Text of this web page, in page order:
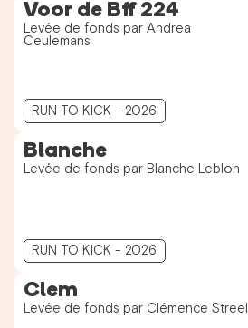
Voor de Bff 224
Levée de fonds par Andrea
Ceulemans
RUN TO KICK - 2026
Blanche
Levée de fonds par Blanche Leblon
RUN TO KICK - 2026
Clem
Levée de fonds par Clémence Streel